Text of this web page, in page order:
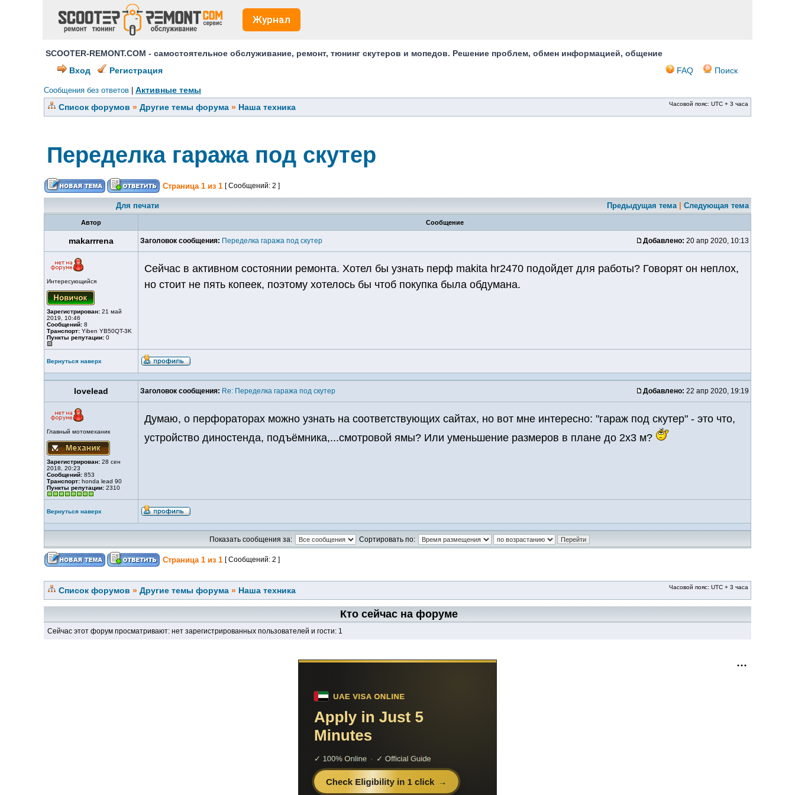
Журнал
SCOOTER-REMONT.COM - самостоятельное обслуживание, ремонт, тюнинг скутеров и мопедов. Решение проблем, обмен информацией, общение
Вход
Регистрация FAQ Поиск
Сообщения без ответов
Активные темы
Список форумов » Другие темы форума » Наша техника Часовой пояс: UTC + 3 часа
Переделка гаража под скутер
Страница 1 из 1 [ Сообщений: 2 ]
Для печати Предыдущая тема| Следующая тема
Автор Сообщение
makarrrena Заголовок сообщения: Переделка гаража под скутер Добавлено: 20 апр 2020, 10:13
Интересующийся
Зарегистрирован: 21 май
2019, 10:46
Сообщений: 8
Транспорт: Yiben YB50QT-3K
Пункты репутации: 0
Сейчас в активном состоянии ремонта. Хотел бы узнать перф makita hr2470 подойдет для работы? Говорят он неплох,
но стоит не пять копеек, поэтому хотелось бы чтоб покупка была обдумана.
Вернуться наверх
lovelead Заголовок сообщения: Re: Переделка гаража под скутер Добавлено: 22 апр 2020, 19:19
Главный мотомеханик
Зарегистрирован: 28 сен
2018, 20:23
Сообщений: 853
Транспорт: honda lead 90
Пункты репутации: 2310
Думаю, о перфораторах можно узнать на соответствующих сайтах, но вот мне интересно: "гараж под скутер" - это что,
устройство диностенда, подъёмника,...смотровой ямы? Или уменьшение размеров в плане до 2х3 м?
Вернуться наверх
Показать сообщения за: Сортировать по:
Страница 1 из 1 [ Сообщений: 2 ]
Список форумов » Другие темы форума » Наша техника Часовой пояс: UTC + 3 часа
Кто сейчас на форуме
Сейчас этот форум просматривают: нет зарегистрированных пользователей и гости: 1